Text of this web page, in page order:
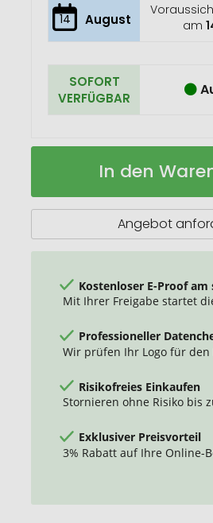
14 August
am
SOFORT
VERFÜGBAR
Recycling
Auf
In den
Angebot
Kostenloser E-Proof am
Mit Ihrer Freigabe startet
Professioneller
Wir prüfen Ihr Logo für den
Risikofreies Einkaufen
Stornieren ohne Risiko bis
Exklusiver Preisvorteil
3% Rabatt auf Ihre Online-